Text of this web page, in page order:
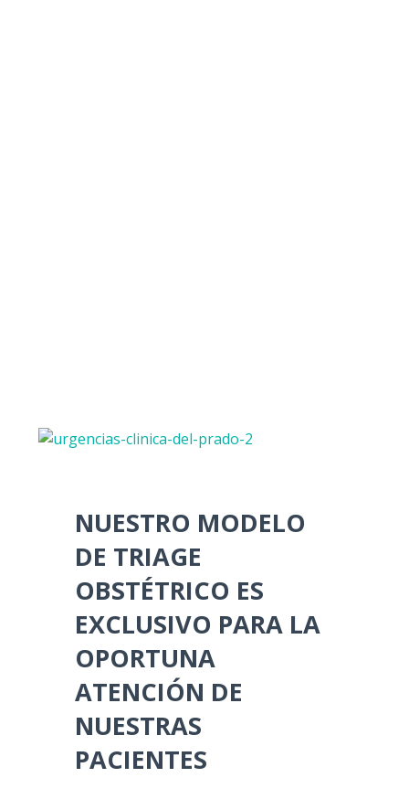
NUESTRO MODELO
DE TRIAGE
OBSTÉTRICO ES
EXCLUSIVO PARA LA
OPORTUNA
ATENCIÓN DE
NUESTRAS
PACIENTES